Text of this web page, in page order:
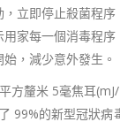
立即停止殺菌程
家每一個消毒程
，減少意外發生。
方釐米 5毫焦耳
99%的新型冠狀病